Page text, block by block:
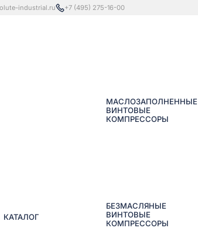
industrial.ru +7 (495) 275-16-00
КАТАЛОГ
МАСЛОЗАПОЛНЕННЫЕ
ВИНТОВЫЕ
КОМПРЕССОРЫ
БЕЗМАСЛЯНЫЕ
ВИНТОВЫЕ
КОМПРЕССОРЫ